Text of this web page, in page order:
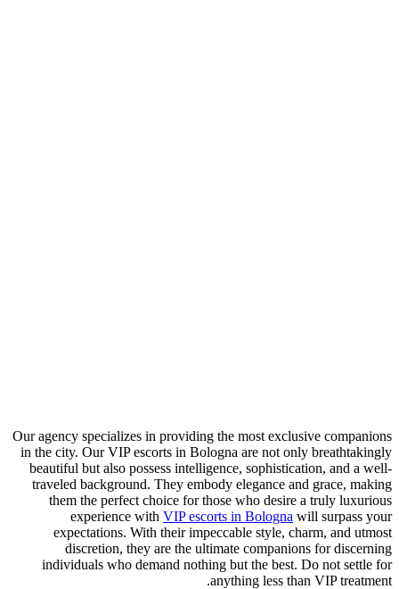
Our agency specializes in providing the most exclusive companions
in the city. Our VIP escorts in Bologna are not only breathtakingly
beautiful but also possess intelligence, sophistication, and a well-
traveled background. They embody elegance and grace, making
them the perfect choice for those who desire a truly luxurious
experience with VIP escorts in Bologna will surpass your
expectations. With their impeccable style, charm, and utmost
discretion, they are the ultimate companions for discerning
individuals who demand nothing but the best. Do not settle for
anything less than VIP treatment.